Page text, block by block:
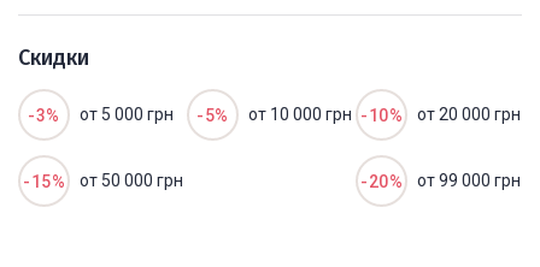
Скидки
-3% от 5 000 грн -5% от 10 000 грн -10% от 20 000 грн
-15% от 50 000 грн -20% от 99 000 грн